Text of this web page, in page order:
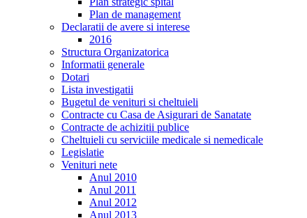
Plan de management
Declaratii de avere si interese
2016
Structura Organizatorica
Informatii generale
Dotari
Lista investigatii
Bugetul de venituri si cheltuieli
Contracte cu Casa de Asigurari de Sanatate
Contracte de achizitii publice
Cheltuieli cu serviciile medicale si nemedicale
Legislatie
Venituri nete
Anul 2010
Anul 2011
Anul 2012
Anul 2013